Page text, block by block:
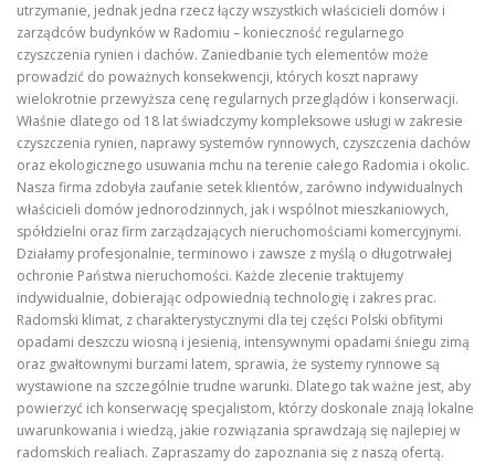
utrzymanie, jednak jedna rzecz łączy wszystkich właścicieli domów i
zarządców budynków w Radomiu – konieczność regularnego
czyszczenia rynien i dachów. Zaniedbanie tych elementów może
prowadzić do poważnych konsekwencji, których koszt naprawy
wielokrotnie przewyższa cenę regularnych przeglądów i konserwacji.
Właśnie dlatego od 18 lat świadczymy kompleksowe usługi w zakresie
czyszczenia rynien, naprawy systemów rynnowych, czyszczenia dachów
oraz ekologicznego usuwania mchu na terenie całego Radomia i okolic.
Nasza firma zdobyła zaufanie setek klientów, zarówno indywidualnych
właścicieli domów jednorodzinnych, jak i wspólnot mieszkaniowych,
spółdzielni oraz firm zarządzających nieruchomościami komercyjnymi.
Działamy profesjonalnie, terminowo i zawsze z myślą o długotrwałej
ochronie Państwa nieruchomości. Każde zlecenie traktujemy
indywidualnie, dobierając odpowiednią technologię i zakres prac.
Radomski klimat, z charakterystycznymi dla tej części Polski obfitymi
opadami deszczu wiosną i jesienią, intensywnymi opadami śniegu zimą
oraz gwałtownymi burzami latem, sprawia, że systemy rynnowe są
wystawione na szczególnie trudne warunki. Dlatego tak ważne jest, aby
powierzyć ich konserwację specjalistom, którzy doskonale znają lokalne
uwarunkowania i wiedzą, jakie rozwiązania sprawdzają się najlepiej w
radomskich realiach. Zapraszamy do zapoznania się z naszą ofertą.